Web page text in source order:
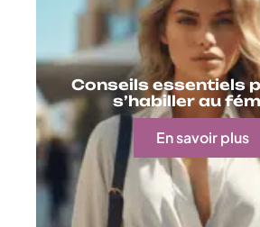
Conseils essentiels
s’habiller au
En savoir plus